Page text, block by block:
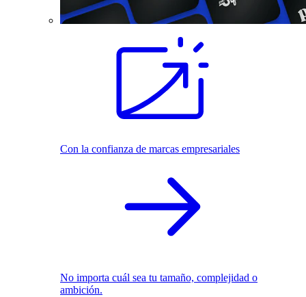
Con la confianza de marcas empresariales
No importa cuál sea tu tamaño, complejidad o
ambición.